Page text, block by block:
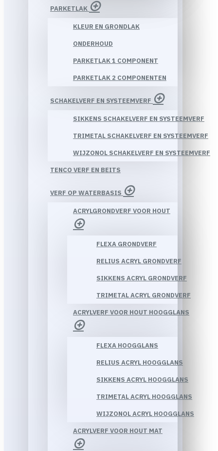
PARKETLAK
KLEUR EN GRONDLAK
ONDERHOUD
PARKETLAK 1 COMPONENT
PARKETLAK 2 COMPONENTEN
SCHAKELVERF EN SYSTEEMVERF
SIKKENS SCHAKELVERF EN SYSTEEMVERF
TRIMETAL SCHAKELVERF EN SYSTEEMVERF
WIJZONOL SCHAKELVERF EN SYSTEEMVERF
TENCO VERF EN BEITS
VERF OP WATERBASIS
ACRYLGRONDVERF VOOR HOUT
FLEXA GRONDVERF
RELIUS ACRYL GRONDVERF
SIKKENS ACRYL GRONDVERF
TRIMETAL ACRYL GRONDVERF
ACRYLVERF VOOR HOUT HOOGGLANS
FLEXA HOOGGLANS
RELIUS ACRYL HOOGGLANS
SIKKENS ACRYL HOOGGLANS
TRIMETAL ACRYL HOOGGLANS
WIJZONOL ACRYL HOOGGLANS
ACRYLVERF VOOR HOUT MAT